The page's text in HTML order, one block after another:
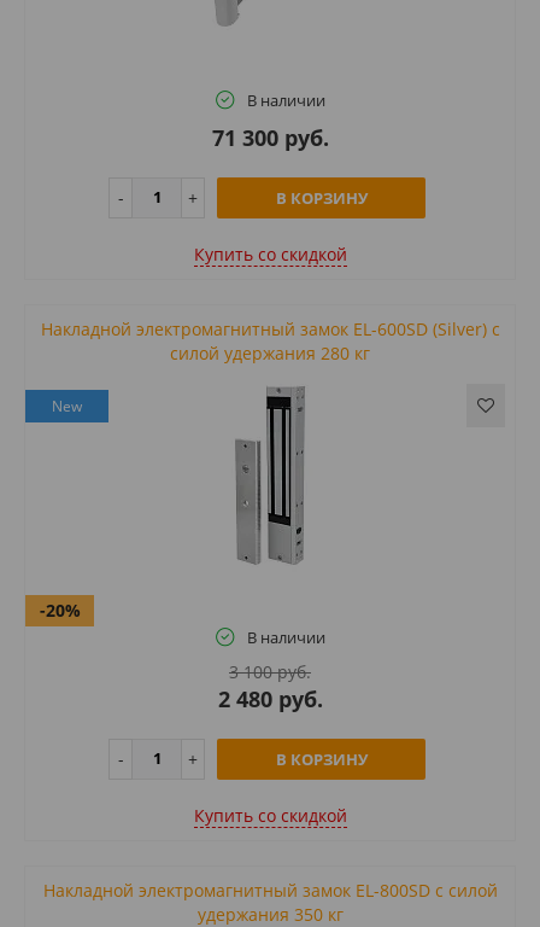
В наличии
71 300 руб.
В КОРЗИНУ
Купить cо скидкой
Накладной электромагнитный замок EL-600SD (Silver) с
силой удержания 280 кг
New
-20%
В наличии
3 100 руб.
2 480 руб.
В КОРЗИНУ
Купить cо скидкой
Накладной электромагнитный замок EL-800SD с силой
удержания 350 кг